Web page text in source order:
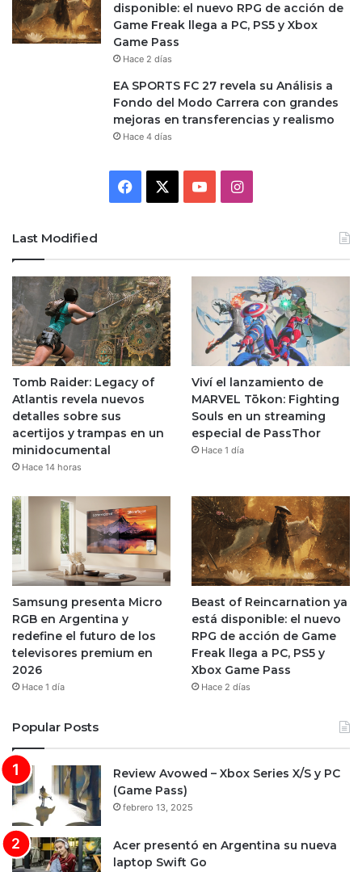
disponible: el nuevo RPG de acción de
Game Freak llega a PC, PS5 y Xbox
Game Pass
Hace 2 días
EA SPORTS FC 27 revela su Análisis a
Fondo del Modo Carrera con grandes
mejoras en transferencias y realismo
Hace 4 días
Facebook YouTubeInstagram
Last Modified
Tomb Raider: Legacy of
Atlantis revela nuevos
detalles sobre sus
acertijos y trampas en un
minidocumental
Hace 14 horas
Viví el lanzamiento de
MARVEL Tōkon: Fighting
Souls en un streaming
especial de PassThor
Hace 1 día
Samsung presenta Micro
RGB en Argentina y
redefine el futuro de los
televisores premium en
2026
Hace 1 día
Beast of Reincarnation ya
está disponible: el nuevo
RPG de acción de Game
Freak llega a PC, PS5 y
Xbox Game Pass
Hace 2 días
Popular Posts
Review Avowed – Xbox Series X/S y PC
(Game Pass)
febrero 13, 2025
Acer presentó en Argentina su nueva
laptop Swift Go